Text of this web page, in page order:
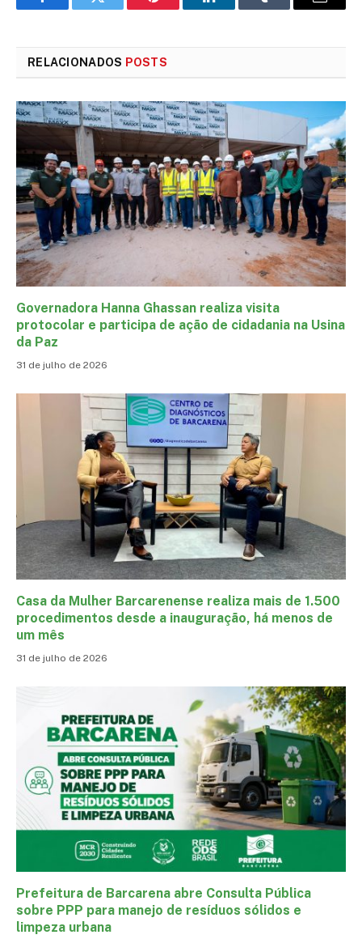
FacebookTwitter Pinterest LinkedInTumblr
E-
RELACIONADOS POSTS
Governadora Hanna Ghassan realiza visita
protocolar e participa de ação de cidadania na Usina
da Paz
31 de julho de 2026
Casa da Mulher Barcarenense realiza mais de 1.500
procedimentos desde a inauguração, há menos de
um mês
31 de julho de 2026
Prefeitura de Barcarena abre Consulta Pública
sobre PPP para manejo de resíduos sólidos e
limpeza urbana